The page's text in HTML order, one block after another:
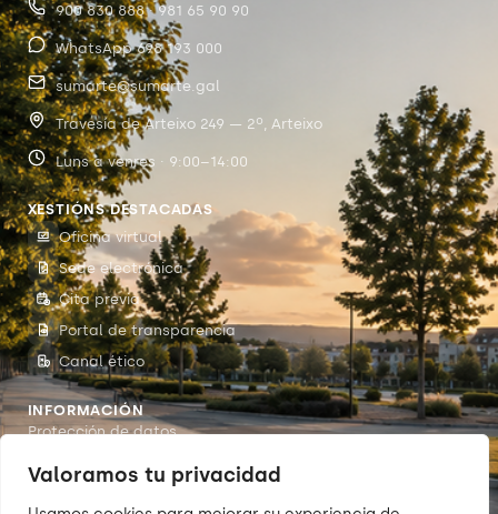
Valoramos tu privacidad
900 830 888 · 981 65 90 90
WhatsApp 698 193 000
sumarte@sumarte.gal
Travesía de Arteixo 249 — 2º, Arteixo
Luns a venres · 9:00–14:00
XESTIÓNS DESTACADAS
Oficina virtual
Sede electrónica
Cita previa
Portal de transparencia
Canal ético
INFORMACIÓN
Protección de datos
Aviso legal